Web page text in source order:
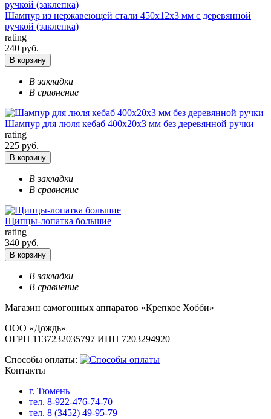
Шампур из нержавеющей стали 450х12х3 мм с деревянной
ручкой (заклепка)
rating
240 руб.
В корзину
В закладки
В сравнение
Шампур для люля кебаб 400х20х3 мм без деревянной ручки
rating
225 руб.
В корзину
В закладки
В сравнение
Щипцы-лопатка большие
rating
340 руб.
В корзину
В закладки
В сравнение
Магазин самогонных аппаратов «Крепкое Хобби»
ООО «Дождь»
ОГРН 1137232035797 ИНН 7203294920
Способы оплаты:
Контакты
г. Тюмень
тел. 8-922-476-74-70
тел. 8 (3452) 49-95-79